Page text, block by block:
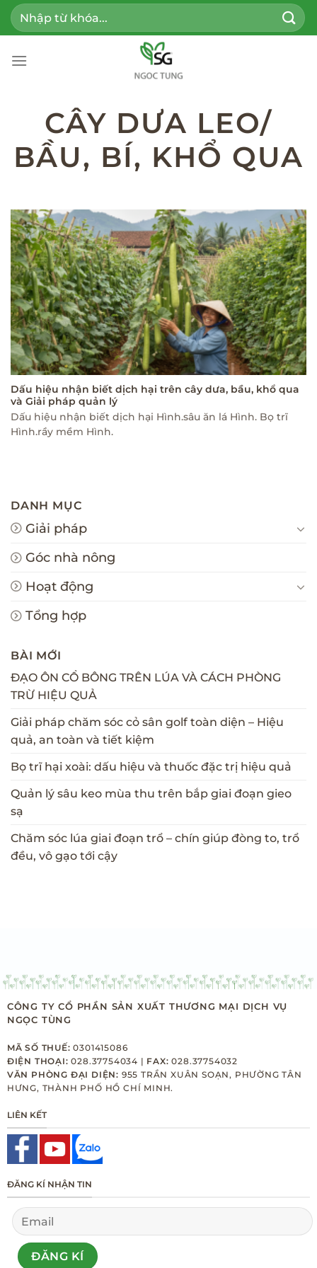
Bỏ
qua
dung
Tìm
kiếm:
CÂY DƯA LEO/
BẦU, BÍ, KHỔ QUA
Dấu hiệu nhận biết dịch hại trên cây dưa, bầu, khổ qua
và Giải pháp quản lý
Dấu hiệu nhận biết dịch hại Hình.sâu ăn lá Hình. Bọ trĩ
Hình.rầy mềm Hình.
DANH MỤC
Giải pháp
Góc nhà nông
Hoạt động
Tổng hợp
BÀI MỚI
ĐẠO ÔN CỔ BÔNG TRÊN LÚA VÀ CÁCH PHÒNG
TRỪ HIỆU QUẢ
Giải pháp chăm sóc cỏ sân golf toàn diện – Hiệu
quả, an toàn và tiết kiệm
Bọ trĩ hại xoài: dấu hiệu và thuốc đặc trị hiệu quả
Quản lý sâu keo mùa thu trên bắp giai đoạn gieo
sạ
Chăm sóc lúa giai đoạn trổ – chín giúp đòng to, trổ
đều, vô gạo tới cậy
CÔNG TY CỔ PHẦN SẢN XUẤT THƯƠNG MẠI DỊCH VỤ
NGỌC TÙNG
MÃ SỐ THUẾ: 0301415086
ĐIỆN THOẠI: 028.37754034 | FAX: 028.37754032
VĂN PHÒNG ĐẠI DIỆN: 955 TRẦN XUÂN SOẠN, PHƯỜNG TÂN
HƯNG, THÀNH PHỐ HỒ CHÍ MINH.
LIÊN KẾT
ĐĂNG KÍ NHẬN TIN